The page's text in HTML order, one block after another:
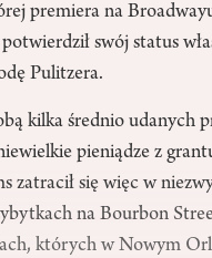
premiera na
swój status
Pulitzera.
kilka średnio udanych
pieniądze z
się więc w
na Bourbon
których w Nowym